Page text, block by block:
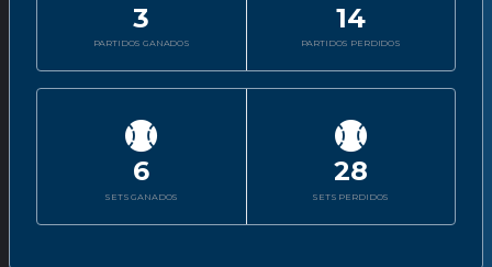
3
PARTIDOS GANADOS
14
PARTIDOS PERDIDOS
6
SETS GANADOS
28
SETS PERDIDOS